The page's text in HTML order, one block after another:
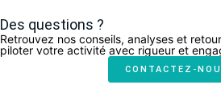
Des questions ?
Retrouvez nos conseils, analyses et
piloter votre activité avec rigueur et
CONTACTEZ-